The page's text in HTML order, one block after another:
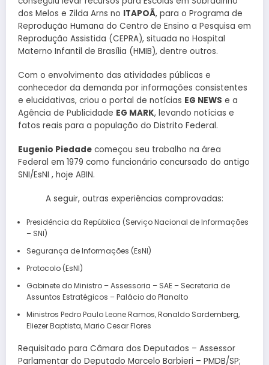
dos Melos e Zilda Arns no ITAPOÃ, para o Programa de
Reprodução Humana do Centro de Ensino a Pesquisa em
Reprodução Assistida (CEPRA), situada no Hospital
Materno Infantil de Brasília (HMIB), dentre outros.
Com o envolvimento das atividades públicas e
conhecedor da demanda por informações consistentes
e elucidativas, criou o portal de notícias EG NEWS e a
Agência de Publicidade EG MARK, levando notícias e
fatos reais para a população do Distrito Federal.
Eugenio Piedade começou seu trabalho na área
Federal em 1979 como funcionário concursado do antigo
SNI/EsNI , hoje ABIN.
A seguir, outras experiências comprovadas:
Presidência da República (Serviço Nacional de Informações
– SNI)
Segurança de Informações (EsNI)
Protocolo (EsNI)
Gabinete do Ministro – Assessoria – SAE – Secretaria de
Assuntos Estratégicos – Palácio do Planalto
Ministros Pedro Paulo Leone Ramos, Ronaldo Sardemberg,
Eliezer Baptista, Mario Cesar Flores
Requisitado para Câmara dos Deputados – Assessor
Parlamentar do Deputado Marcelo Barbieri – PMDB/SP;